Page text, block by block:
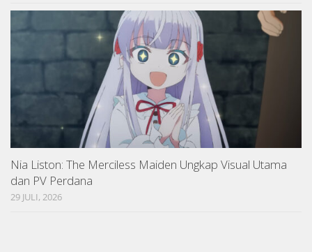
Nia Liston: The Merciless Maiden Ungkap Visual Utama
dan PV Perdana
29 JULI, 2026